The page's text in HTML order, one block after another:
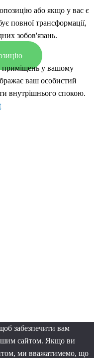
або якщо у вас є
повної трансформації,
зобов'язань.
приміщень у вашому
ваш особистий
внутрішнього спокою.
забезпечити вам
сайтом. Якщо ви
ми вважатимемо, що